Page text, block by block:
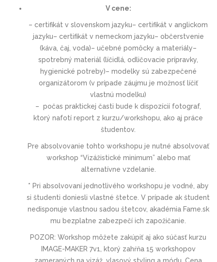
V cene:
– certifikát v slovenskom jazyku– certifikát v anglickom
jazyku– certifikát v nemeckom jazyku– občerstvenie
(káva, čaj, voda)– učebné pomôcky a materiály–
spotrebný materiál (líčidlá, odličovacie prípravky,
hygienické potreby)– modelky sú zabezpečené
organizátorom (v prípade záujmu je možnosť líčiť
vlastnú modelku)
– počas praktickej časti bude k dispozícií fotograf,
ktorý nafotí report z kurzu/workshopu, ako aj práce
študentov.
Pre absolvovanie tohto workshopu je nutné absolvovať
workshop “Vizážistické minimum” alebo mať
alternatívne vzdelanie.
* Pri absolvovaní jednotlivého workshopu je vodné, aby
si študenti doniesli vlastné štetce. V prípade ak študent
nedisponuje vlastnou sadou štetcov, akadémia Fame.sk
mu bezplatne zabezpečí ich zapožičanie.
POZOR: Workshop môžete zakúpiť aj ako súčasť kurzu
IMAGE-MAKER 7v1, ktorý zahŕňa 15 workshopov
zameraných na vizáž, vlasový styling a módu. Cena